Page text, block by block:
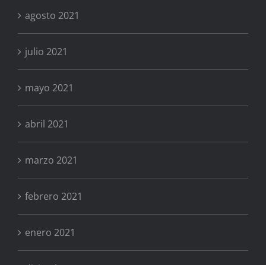
agosto 2021
julio 2021
mayo 2021
abril 2021
marzo 2021
febrero 2021
enero 2021